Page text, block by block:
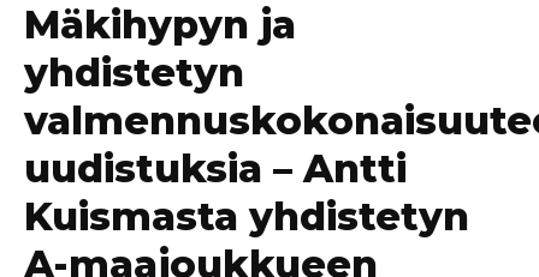
Mäkihypyn ja
yhdistetyn
uudistuksia – Antti
Kuismasta yhdistetyn
A-maajoukkueen